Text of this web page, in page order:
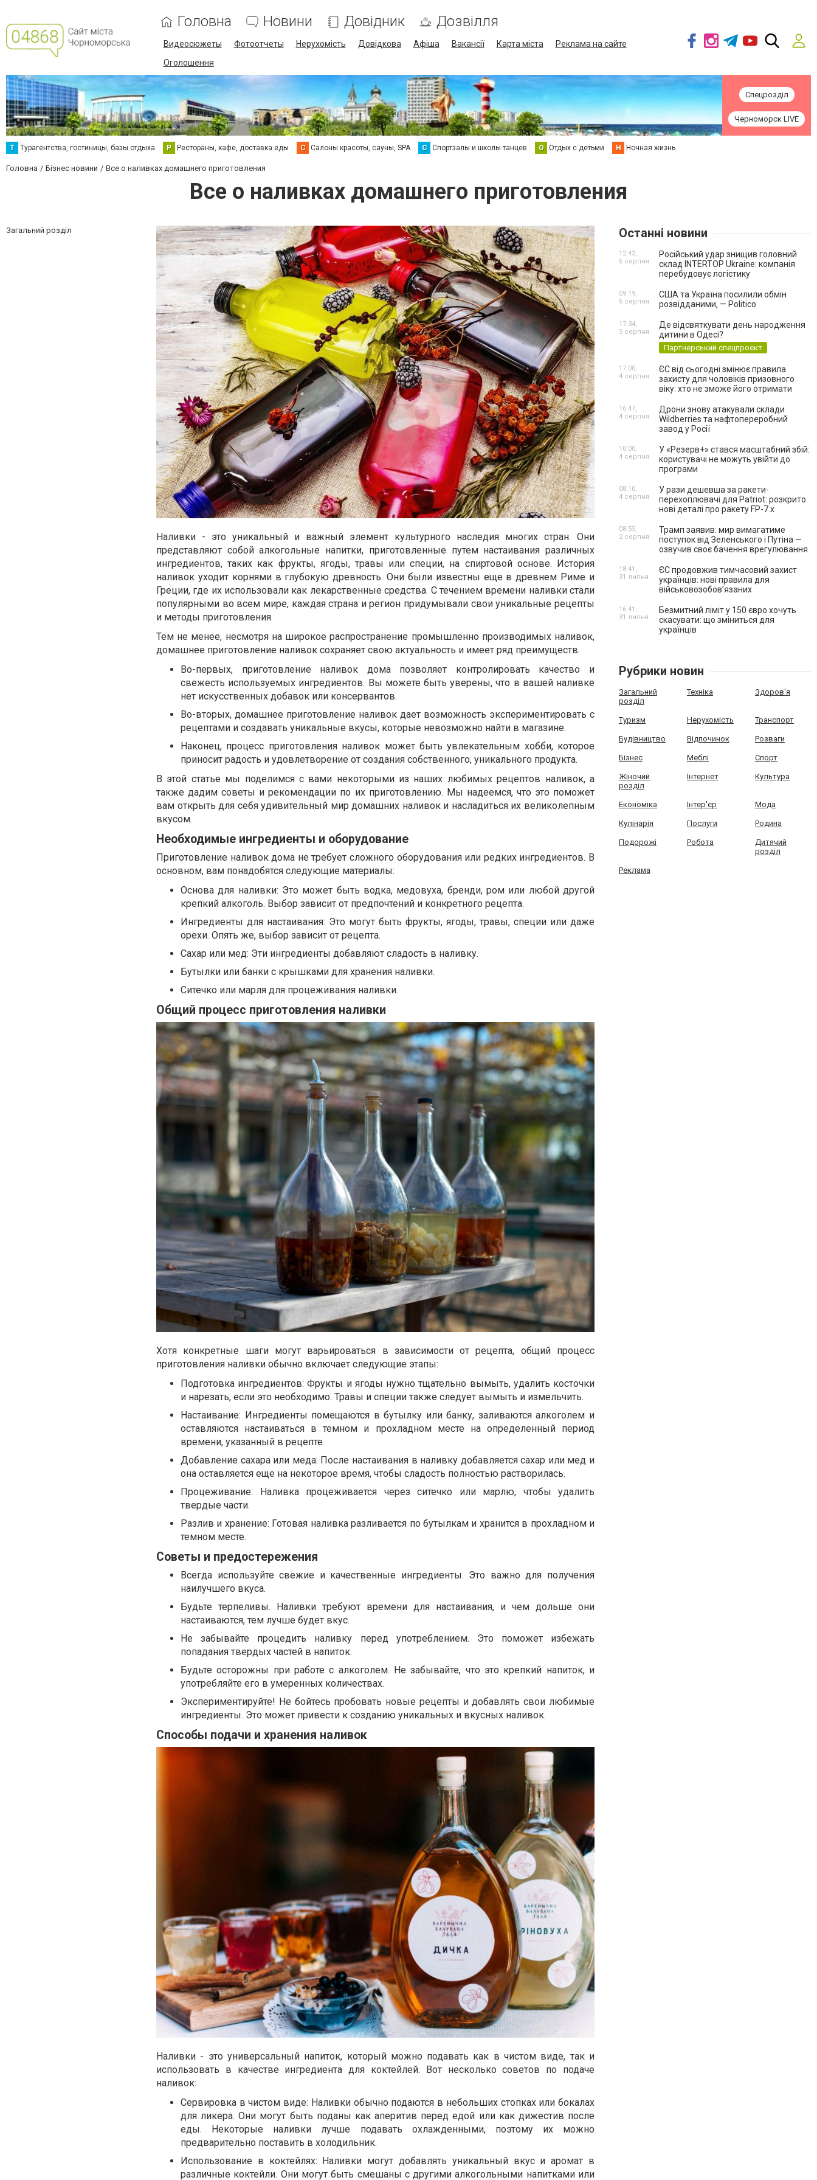
Головна Новини Довідник Дозвілля
Видеосюжеты Фотоотчеты Нерухомість Довідкова Афіша Вакансії Карта міста
Реклама на сайте
Оголошення
Спецрозділ
Черноморск LIVE
Т Турагентства, гостиницы, базы отдыха Р Рестораны, кафе, доставка еды С Салоны красоты, сауны, SPA С Спортзалы и школы танцев О Отдых с детьми Н Ночная жизнь
Головна Бізнес новини Все о наливках домашнего приготовления
Все о наливках домашнего приготовления
Загальний розділ
Наливки - это уникальный и важный элемент культурного наследия многих стран. Они
представляют собой алкогольные напитки, приготовленные путем настаивания различных
ингредиентов, таких как фрукты, ягоды, травы или специи, на спиртовой основе. История
наливок уходит корнями в глубокую древность. Они были известны еще в древнем Риме и
Греции, где их использовали как лекарственные средства. С течением времени наливки стали
популярными во всем мире, каждая страна и регион придумывали свои уникальные рецепты
и методы приготовления.
Тем не менее, несмотря на широкое распространение промышленно производимых наливок,
домашнее приготовление наливок сохраняет свою актуальность и имеет ряд преимуществ.
Во-первых, приготовление наливок дома позволяет контролировать качество и
свежесть используемых ингредиентов. Вы можете быть уверены, что в вашей наливке
нет искусственных добавок или консервантов.
Во-вторых, домашнее приготовление наливок дает возможность экспериментировать с
рецептами и создавать уникальные вкусы, которые невозможно найти в магазине.
Наконец, процесс приготовления наливок может быть увлекательным хобби, которое
приносит радость и удовлетворение от создания собственного, уникального продукта.
В этой статье мы поделимся с вами некоторыми из наших любимых рецептов наливок, а
также дадим советы и рекомендации по их приготовлению. Мы надеемся, что это поможет
вам открыть для себя удивительный мир домашних наливок и насладиться их великолепным
вкусом.
Необходимые ингредиенты и оборудование
Приготовление наливок дома не требует сложного оборудования или редких ингредиентов. В
основном, вам понадобятся следующие материалы:
Основа для наливки: Это может быть водка, медовуха, бренди, ром или любой другой
крепкий алкоголь. Выбор зависит от предпочтений и конкретного рецепта.
Ингредиенты для настаивания: Это могут быть фрукты, ягоды, травы, специи или даже
орехи. Опять же, выбор зависит от рецепта.
Сахар или мед: Эти ингредиенты добавляют сладость в наливку.
Бутылки или банки с крышками для хранения наливки.
Ситечко или марля для процеживания наливки.
Общий процесс приготовления наливки
Хотя конкретные шаги могут варьироваться в зависимости от рецепта, общий процесс
приготовления наливки обычно включает следующие этапы:
Подготовка ингредиентов: Фрукты и ягоды нужно тщательно вымыть, удалить косточки
и нарезать, если это необходимо. Травы и специи также следует вымыть и измельчить.
Настаивание: Ингредиенты помещаются в бутылку или банку, заливаются алкоголем и
оставляются настаиваться в темном и прохладном месте на определенный период
времени, указанный в рецепте.
Добавление сахара или меда: После настаивания в наливку добавляется сахар или мед и
она оставляется еще на некоторое время, чтобы сладость полностью растворилась.
Процеживание: Наливка процеживается через ситечко или марлю, чтобы удалить
твердые части.
Разлив и хранение: Готовая наливка разливается по бутылкам и хранится в прохладном и
темном месте.
Советы и предостережения
Всегда используйте свежие и качественные ингредиенты. Это важно для получения
наилучшего вкуса.
Будьте терпеливы. Наливки требуют времени для настаивания, и чем дольше они
настаиваются, тем лучше будет вкус.
Не забывайте процедить наливку перед употреблением. Это поможет избежать
попадания твердых частей в напиток.
Будьте осторожны при работе с алкоголем. Не забывайте, что это крепкий напиток, и
употребляйте его в умеренных количествах.
Экспериментируйте! Не бойтесь пробовать новые рецепты и добавлять свои любимые
ингредиенты. Это может привести к созданию уникальных и вкусных наливок.
Способы подачи и хранения наливок
Наливки - это универсальный напиток, который можно подавать как в чистом виде, так и
использовать в качестве ингредиента для коктейлей. Вот несколько советов по подаче
наливок:
Сервировка в чистом виде: Наливки обычно подаются в небольших стопках или бокалах
для ликера. Они могут быть поданы как аперитив перед едой или как дижестив после
еды. Некоторые наливки лучше подавать охлажденными, поэтому их можно
предварительно поставить в холодильник.
Использование в коктейлях: Наливки могут добавлять уникальный вкус и аромат в
различные коктейли. Они могут быть смешаны с другими алкогольными напитками или
Останні новини
Російський удар знищив головний
склад INTERTOP Ukraine: компанія
перебудовує логістику
12:43,
6 серпня
США та Україна посилили обмін
розвідданими, — Politico
09:19,
6 серпня
Де відсвяткувати день народження
дитини в Одесі?
Партнерський спецпроєкт
17:34,
5 серпня
ЄС від сьогодні змінює правила
захисту для чоловіків призовного
віку: хто не зможе його отримати
17:00,
4 серпня
Дрони знову атакували склади
Wildberries та нафтопереробний
завод у Росії
16:47,
4 серпня
У «Резерв+» стався масштабний збій:
користувачі не можуть увійти до
програми
10:00,
4 серпня
У рази дешевша за ракети-
перехоплювачі для Patriot: розкрито
нові деталі про ракету FP-7.x
08:10,
4 серпня
Трамп заявив: мир вимагатиме
поступок від Зеленського і Путіна —
озвучив своє бачення врегулювання
08:55,
2 серпня
ЄС продовжив тимчасовий захист
українців: нові правила для
військовозобов’язаних
18:41,
31 липня
Безмитний ліміт у 150 євро хочуть
скасувати: що зміниться для
українців
16:41,
31 липня
Рубрики новин
Загальний
розділ
Техніка Здоров'я
Туризм Нерухомість Транспорт
Будівництво Відпочинок Розваги
Бізнес Меблі Спорт
Жіночий
розділ
Інтернет Культура
Економіка Інтер'єр Мода
Кулінарія Послуги Родина
Подорожі Робота
Дитячий
розділ
Реклама